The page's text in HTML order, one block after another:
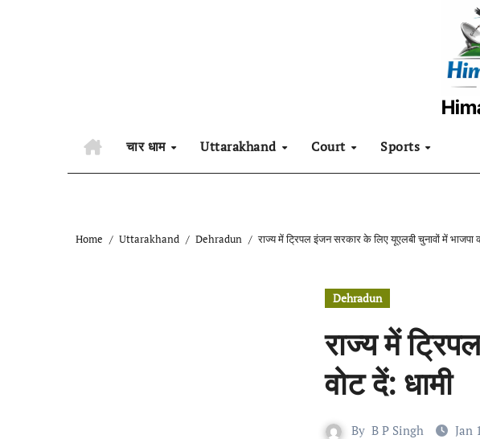
चार धाम Uttarakhand Court Sports
Home Uttarakhand Dehradun राज्य में ट्रिपल इंजन सरकार के लिए यूएलबी चुनावों में भाजपा
Dehradun
राज्य में
वोट दें: धामी
By B P Singh Jan